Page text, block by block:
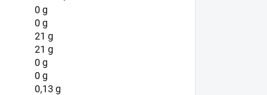
0 g
0 g
21 g
21 g
0 g
0 g
0,13 g